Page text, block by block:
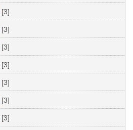
[3]
[3]
[3]
[3]
[3]
[3]
[3]